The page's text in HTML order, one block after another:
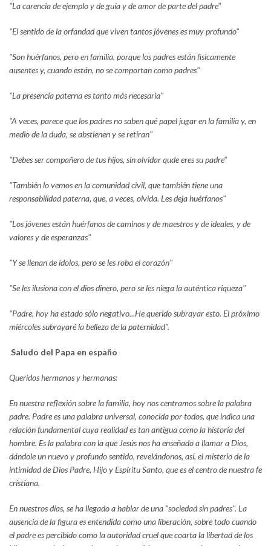
"La carencia de ejemplo y de guía y de amor de parte del padre"
"El sentido de la orfandad que viven tantos jóvenes es muy profundo"
"Son huérfanos, pero en familia, porque los padres están fisicamente
ausentes y, cuando están, no se comportan como padres"
"La presencia paterna es tanto más necesaria"
"A veces, parece que los padres no saben qué papel jugar en la familia y, en
medio de la duda, se abstienen y se retiran"
"Debes ser compañero de tus hijos, sin olvidar qude eres su padre"
"También lo vemos en la comunidad civil, que también tiene una
responsabilidad paterna, que, a veces, olvida. Les deja huérfanos"
"Los jóvenes están huérfanos de caminos y de maestros y de ideales, y de
valores y de esperanzas"
"Y se llenan de ídolos, pero se les roba el corazón"
"Se les ilusiona con el dios dinero, pero se les niega la auténtica riqueza"
"Padre, hoy ha estado sólo negativo...He querido subrayar esto. El próximo
miércoles subrayaré la belleza de la paternidad".
Saludo del Papa en españo
Queridos hermanos y hermanas:
En nuestra reflexión sobre la familia, hoy nos centramos sobre la palabra
padre. Padre es una palabra universal, conocida por todos, que indica una
relación fundamental cuya realidad es tan antigua como la historia del
hombre. Es la palabra con la que Jesús nos ha enseñado a llamar a Dios,
dándole un nuevo y profundo sentido, revelándonos, así, el misterio de la
intimidad de Dios Padre, Hijo y Espíritu Santo, que es el centro de nuestra fe
cristiana.
En nuestros días, se ha llegado a hablar de una "sociedad sin padres". La
ausencia de la figura es entendida como una liberación, sobre todo cuando
el padre es percibido como la autoridad cruel que coarta la libertad de los